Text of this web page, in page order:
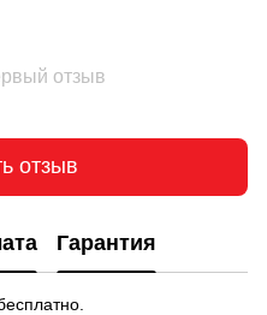
отзыв
отзыв
Гарантия